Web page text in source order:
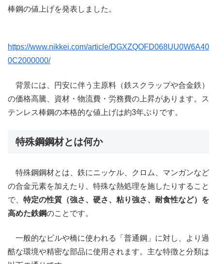
棒鋼の値上げを発表しました。
https://www.nikkei.com/article/DGXZQOFD068UU0W6A40
0C2000000/
背景には、円安に伴う主原料（鉄スクラップや合金鉄）
の価格高騰、資材・物流費・労務費の上昇があります。ス
テンレス棒鋼の本格的な値上げは約3年ぶりです。
特殊鋼鋼材とは何か
特殊鋼鋼材とは、鉄にニッケル、クロム、マンガンなど
の合金元素を加えたり、特殊な熱処理を施したりすること
で、 特定の性質（強さ、硬さ、粘り強さ、耐食性など）を
高めた鉄鋼のことです。
一般的なビルや橋に使われる「普通鋼」に対し、より過
酷な環境や精密な部品に使用されます。主な特徴と分類は